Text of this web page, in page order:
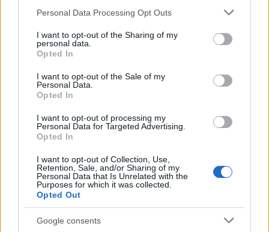
Please note that this website/app uses one or more Google
not limited to your visit or usage behaviour. You may click to
grant or deny consent to Google and its third-party tags to
use your data for below specified purposes in below Google
consent section.
Personal Data Processing Opt Outs
I want to opt-out of the Sharing of my
personal data.
Opted In
I want to opt-out of the Sale of my
Personal Data.
Opted In
I want to opt-out of processing my
Personal Data for Targeted Advertising.
Opted In
I want to opt-out of Collection, Use,
Retention, Sale, and/or Sharing of my
Personal Data that Is Unrelated with the
Purposes for which it was collected.
Opted Out
Google consents
Címkék:VIII. Henrik Poppea megkoronázása
Ajánlott bejegyzések: